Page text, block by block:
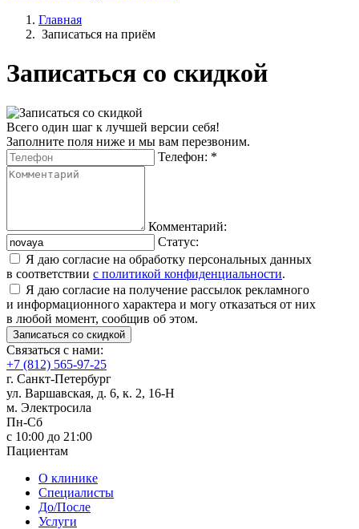
Главная
Записаться на приём
Записаться со скидкой
Всего один шаг к лучшей версии себя!
Заполните поля ниже и мы вам перезвоним.
Телефон: *
Комментарий:
Статус:
Я даю согласие на обработку персональных данных
в соответствии с политикой конфиденциальности.
Я даю согласие на получение рассылок рекламного
и информационного характера и могу отказаться от них
в любой момент, сообщив об этом.
Записаться со скидкой
Связаться с нами:
+7 (812) 565-97-25
г. Санкт-Петербург
ул. Варшавская, д. 6, к. 2, 16-Н
м. Электросила
Пн-Сб
с 10:00 до 21:00
Пациентам
О клинике
Специалисты
До/После
Услуги